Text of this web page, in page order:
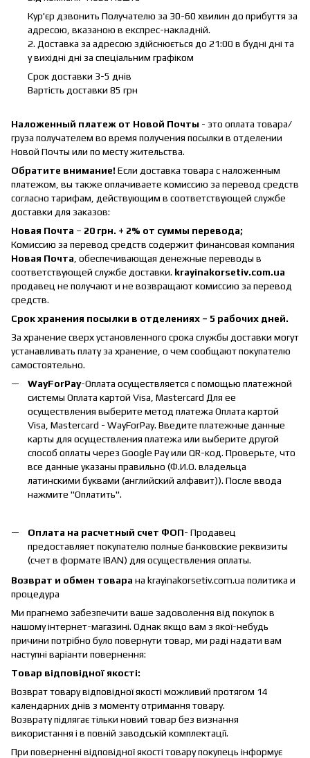
Кур'єр дзвонить Получателю за 30-60 хвилин до прибуття за
адресою, вказаною в експрес-накладній.
2. Доставка за адресою здійснюється до 21:00 в будні дні та
у вихідні дні за спеціальним графіком
Срок доставки 3-5 днів
Вартість доставки 85 грн
Наложенный платеж от Новой Почты - это оплата товара/
груза получателем во время получения посылки в отделении
Новой Почты или по месту жительства.
Обратите внимание!Если доставка товара с наложенным
платежом, вы также оплачиваете комиссию за перевод средств
согласно тарифам, действующим в соответствующей службе
доставки для заказов:
Новая Почта – 20 грн. + 2% от суммы перевода;
Комиссию за перевод средств содержит финансовая компания
Новая Почта , обеспечивающая денежные переводы в
соответствующей службе доставки. krayinakorsetiv.com.ua
продавец не получают и не возвращают комиссию за перевод
средств.
Срок хранения посылки в отделениях – 5 рабочих дней.
За хранение сверх установленного срока службы доставки могут
устанавливать плату за хранение, о чем сообщают покупателю
самостоятельно.
WayForPay-Оплата осуществляется с помощью платежной
системы Оплата картой Visa, Mastercard Для ее
осуществления выберите метод платежа Оплата картой
Visa, Mastercard - WayForPay. Введите платежные данные
карты для осуществления платежа или выберите другой
способ оплаты через Google Pay или QR-код. Проверьте, что
все данные указаны правильно (Ф.И.О. владельца
латинскими буквами (английский алфавит)). После ввода
нажмите "Оплатить".
Оплата на расчетный счет ФОП- Продавец
предоставляет покупателю полные банковские реквизиты
(счет в формате IBAN) для осуществления оплаты.
Возврат и обмен товара на krayinakorsetiv.com.ua политика и
процедура
Ми прагнемо забезпечити ваше задоволення від покупок в
нашому інтернет-магазині. Однак якщо вам з якої-небудь
причини потрібно було повернути товар, ми раді надати вам
наступні варіанти повернення:
Товар відповідної якості:
Возврат товару відповідної якості можливий протягом 14
календарних днів з моменту отримання товару.
Возврату підлягає тільки новий товар без визнання
використання і в повній заводській комплектації.
При поверненні відповідної якості товару покупець інформує